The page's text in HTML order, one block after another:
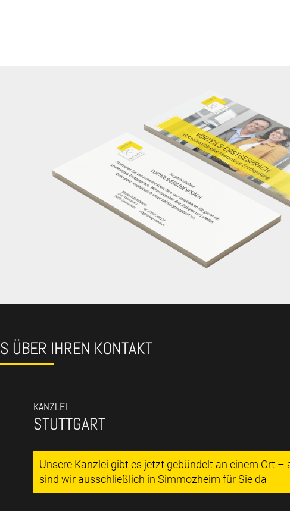
ÜBER IHREN KONTAKT
KANZLEI
STUTTGART
Unsere Kanzlei gibt es jetzt gebündelt an einem Ort –
sind wir ausschließlich in Simmozheim für Sie da